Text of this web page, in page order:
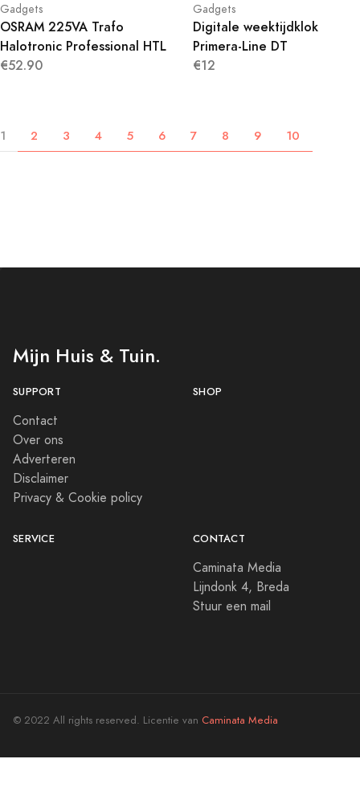
Gadgets
OSRAM 225VA Trafo
Halotronic Professional HTL
€52.90
Gadgets
Digitale weektijdklok
Primera-Line DT
€12
1 2 3 4 5 6 7 8 9 10
Mijn Huis & Tuin.
SUPPORT
Contact
Over ons
Adverteren
Disclaimer
Privacy & Cookie policy
SHOP
SERVICE CONTACT
Caminata Media
Lijndonk 4, Breda
Stuur een mail
© 2022 All rights reserved. Licentie van Caminata Media